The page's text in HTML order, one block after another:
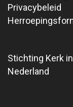
Privacybeleid
Stichting Kerk
Nederland